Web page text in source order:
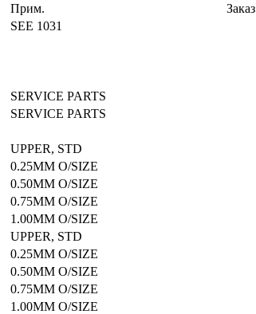
Прим.
Заказ
SEE 1031
SERVICE PARTS
SERVICE PARTS
UPPER, STD
0.25MM O/SIZE
0.50MM O/SIZE
0.75MM O/SIZE
1.00MM O/SIZE
UPPER, STD
0.25MM O/SIZE
0.50MM O/SIZE
0.75MM O/SIZE
1.00MM O/SIZE